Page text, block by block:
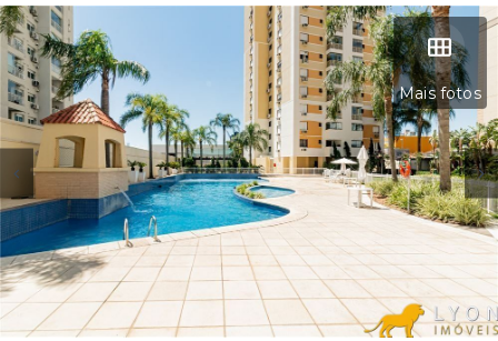
Mais fotos